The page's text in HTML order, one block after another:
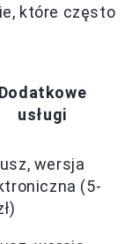
które często
Dodatkowe
usługi
wersja
(5-